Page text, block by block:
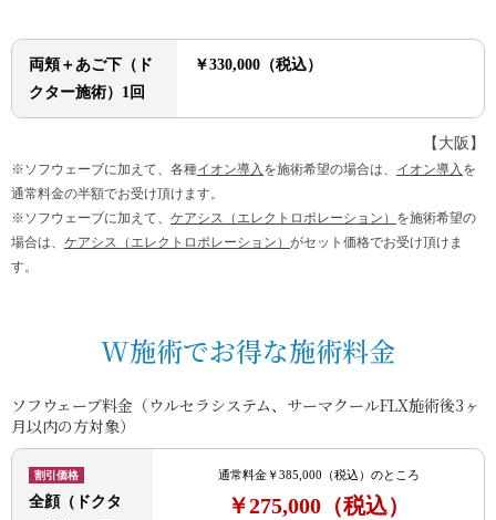
両頬＋あご下（ド
クター施術）1回
￥330,000（税込）
【大阪】
※ソフウェーブに加えて、各種イオン導入 を施術希望の場合は、 イオン導入 を
通常料金の半額でお受け頂けます。
※ソフウェーブに加えて、 ケアシス（エレクトロポレーション） を施術希望の
場合は、 ケアシス（エレクトロポレーション） がセット価格でお受け頂けま
す。
W施術でお得な施術料金
ソフウェーブ料金（ウルセラシステム、 サーマクールFLX施術後3ヶ
月以内の方対象）
割引価格
全顔（ドクタ
通常料金￥385,000（税込）のところ
￥275,000 （税込）